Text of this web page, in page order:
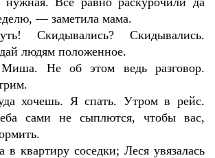
— заметила мама.
Скидывались? Скидывались.
людям положенное.
Не об этом ведь разговор.
хочешь. Я спать. Утром в рейс.
сами не сыплются, чтобы вас,
квартиру соседки; Леся увязалась